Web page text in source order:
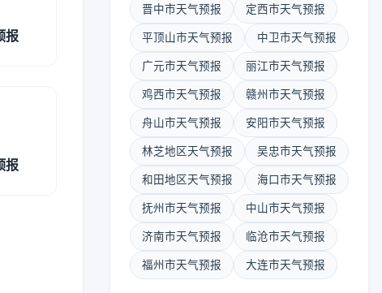
报
报
晋中市天气预报 定西市天气预报
平顶山市天气预报 中卫市天气预报
广元市天气预报 丽江市天气预报
鸡西市天气预报 赣州市天气预报
舟山市天气预报 安阳市天气预报
林芝地区天气预报 吴忠市天气预报
和田地区天气预报 海口市天气预报
抚州市天气预报 中山市天气预报
济南市天气预报 临沧市天气预报
福州市天气预报 大连市天气预报